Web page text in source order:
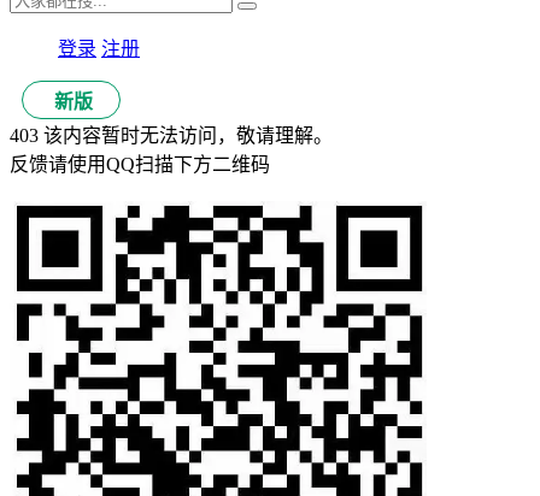
登录 注册
新版
403 该内容暂时无法访问，敬请理解。
反馈请使用QQ扫描下方二维码